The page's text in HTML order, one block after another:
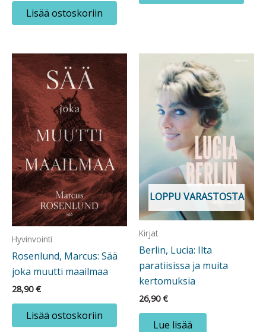
Lisää ostoskoriin
Hyvinvointi
Rosenlund, Marcus: Sää
joka muutti maailmaa
28,90€
Lisää ostoskoriin
LOPPU VARASTOSTA
Kirjat
Berlin, Lucia: Ilta
paratiisissa ja muita
kertomuksia
26,90€
Lue lisää